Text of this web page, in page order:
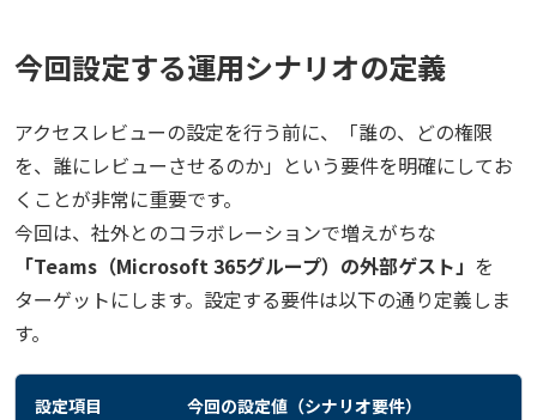
今回設定する運用シナリオの定義
アクセスレビューの設定を行う前に、「誰の、どの権限
を、誰にレビューさせるのか」という要件を明確にしてお
くことが非常に重要です。
今回は、社外とのコラボレーションで増えがちな
「Teams（Microsoft 365グループ）の外部ゲスト」 を
ターゲットにします。設定する要件は以下の通り定義しま
す。
設定項目 今回の設定値（シナリオ要件）